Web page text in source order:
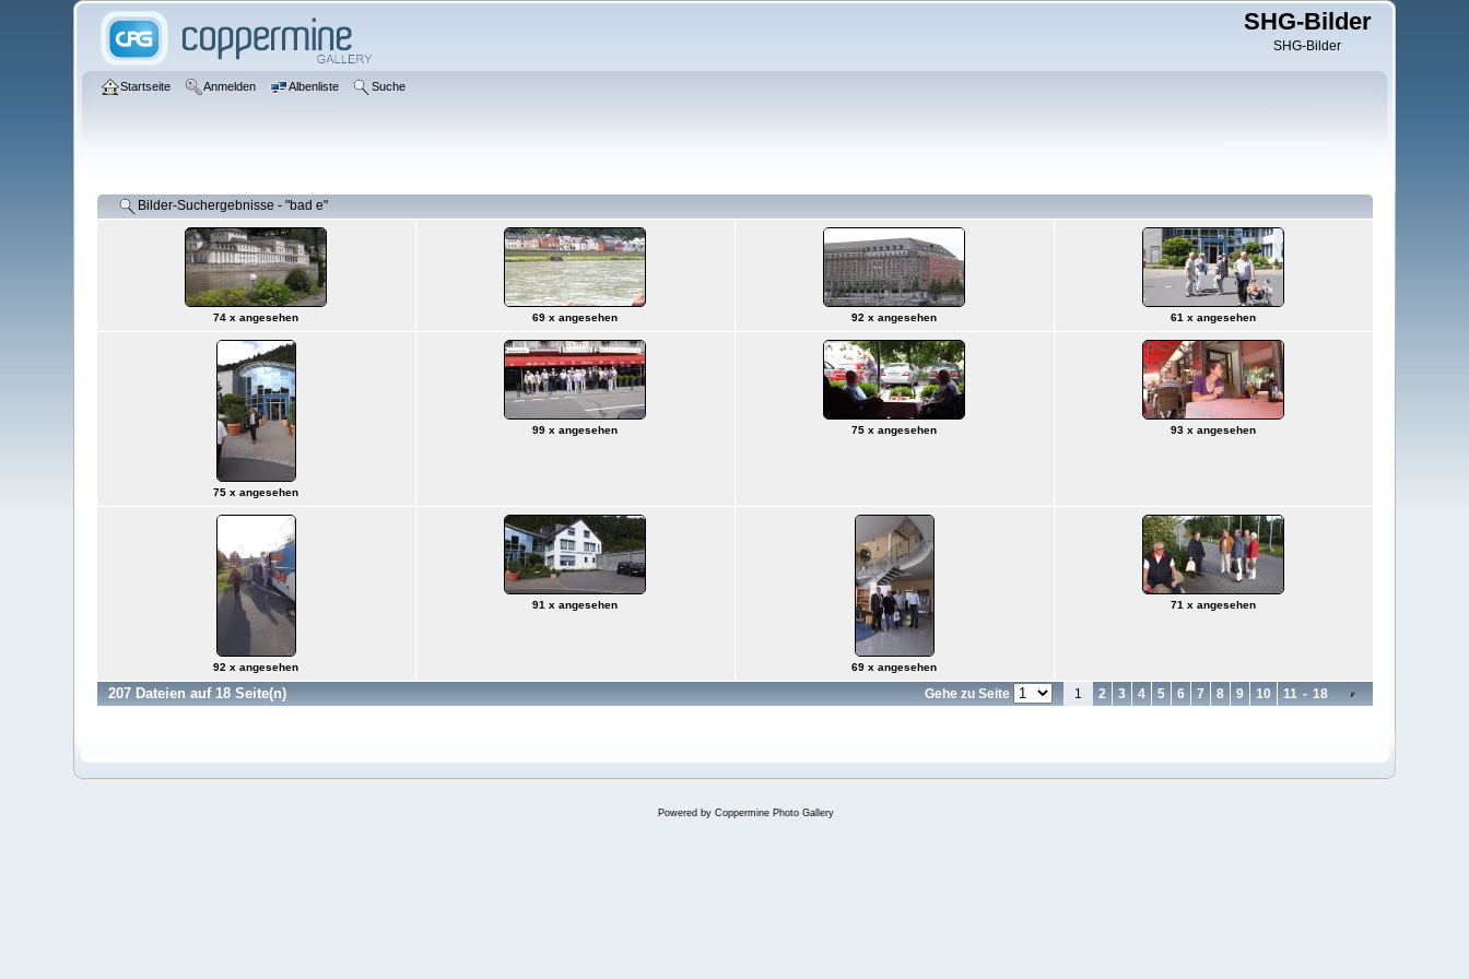
SHG-Bilder
SHG-Bilder
Startseite Anmelden Albenliste Suche
Bilder-Suchergebnisse - "bad e"
74 x angesehen 69 x angesehen 92 x angesehen 61 x angesehen
75 x angesehen
99 x angesehen 75 x angesehen 93 x angesehen
92 x angesehen
91 x angesehen
69 x angesehen
71 x angesehen
207 Dateien auf 18 Seite(n) Gehe zu Seite 1 2 3 4 5 6 7 8 9 10 11 - 18
Powered by Coppermine Photo Gallery